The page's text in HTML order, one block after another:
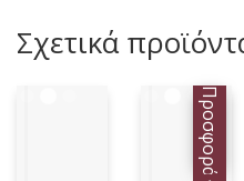
Σχετικά
Προσφορά!